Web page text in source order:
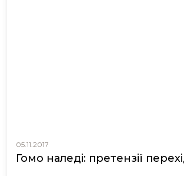
05.11.2017
Гомо наледі: претензії